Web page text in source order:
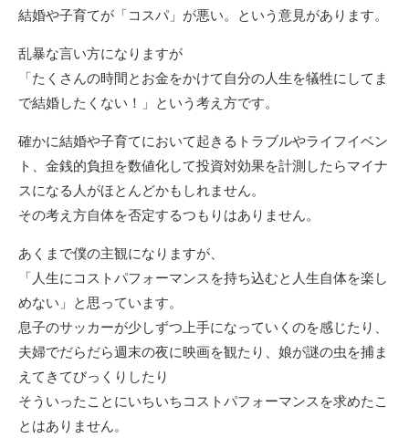
結婚や子育てが「コスパ」が悪い。という意見があります。
乱暴な言い方になりますが
「たくさんの時間とお金をかけて自分の人生を犠牲にしてま
で結婚したくない！」という考え方です。
確かに結婚や子育てにおいて起きるトラブルやライフイベン
ト、金銭的負担を数値化して投資対効果を計測したらマイナ
スになる人がほとんどかもしれません。
その考え方自体を否定するつもりはありません。
あくまで僕の主観になりますが、
「人生にコストパフォーマンスを持ち込むと人生自体を楽し
めない」と思っています。
息子のサッカーが少しずつ上手になっていくのを感じたり、
夫婦でだらだら週末の夜に映画を観たり、娘が謎の虫を捕ま
えてきてびっくりしたり
そういったことにいちいちコストパフォーマンスを求めたこ
とはありません。